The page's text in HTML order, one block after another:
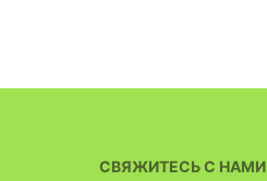
СВЯЖИТЕСЬ С НАМИ